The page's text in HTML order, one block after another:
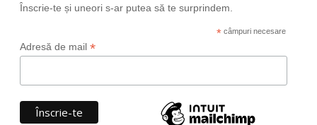
Înscrie-te și uneori s-ar putea să te surprindem.
* câmpuri necesare
Adresă de mail *